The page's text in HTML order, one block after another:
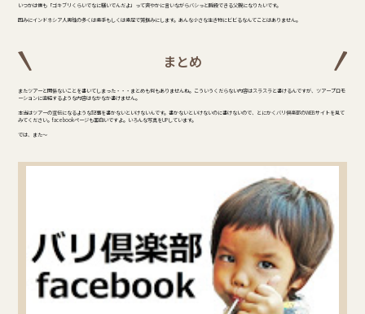
いつかは僕も「ゴキブリくらいでなに騒いでんだよ」って爽やかに言いながらバシっと瞬殺できる父親になりたいです。
因みにインドネシア人男性の多くは素手もしくは素足で鷲掴みにします。あんな小さな生き物にビビるなんてことはありません。
まとめ
またツアーと関係ないことを書いてしまった・・・まとめも何もありませんね。こういうくだらない内容はスラスラと書けるんですが、ツアープロモ
ーションに直結するような内容はなかなか書けません。
本当はツアーの宣伝になるような記事を書かないといけないんです。書かないといけないのに書けないので、とにかくバリ倶楽部のWEBサイトを見て
みてください。facebookページも面白いですよ。いろんな写真をUPしています。
では、また～